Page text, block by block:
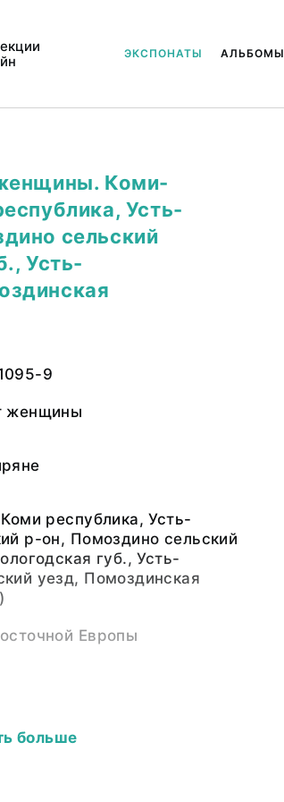
ЭКСПОНАТЫ АЛЬБОМЫ
Коми-
Усть-
сельский
Усть-
9
женщины
республика, Усть-
р-он, Помоздино сельский
губ., Усть-
уезд, Помоздинская
Европы
Сергей Иванович (23 сентября
больше